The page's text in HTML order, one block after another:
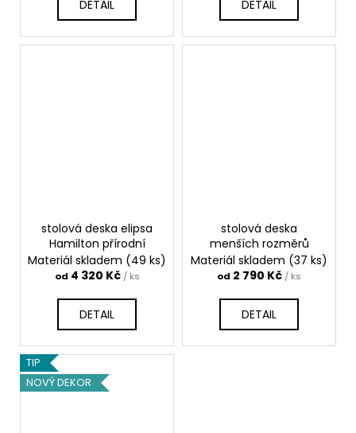
DETAIL DETAIL
stolová deska elipsa
Hamilton přírodní
Materiál skladem (49 ks)
od 4 320 Kč / ks
DETAIL
stolová deska
menších rozměrů
Materiál skladem (37 ks)
od 2 790 Kč / ks
DETAIL
TIP
NOVÝ DEKOR